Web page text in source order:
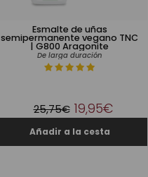
Esmalte de uñas
semipermanente vegano TNC
| G800 Aragonite
De larga duración
25,75€ 19,95€